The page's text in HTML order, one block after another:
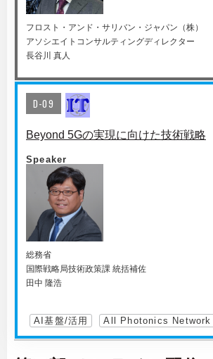
フロスト・アンド・サリバン・ジャパン（株）
アソシエイトコンサルティングディレクター
長谷川 真人
D-09
Beyond 5Gの実現に向けた技術戦略
Speaker
総務省
国際戦略局技術政策課 統括補佐
田中 隆浩
AI基盤/活用 All Photonics Network